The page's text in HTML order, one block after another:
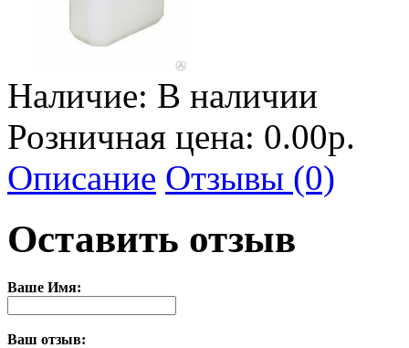
Наличие: В наличии
Розничная цена: 0.00р.
Описание Отзывы (0)
Оставить отзыв
Ваше Имя:
Ваш отзыв: